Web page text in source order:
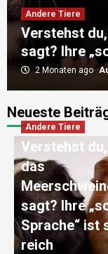
Andere Tiere
Verstehst
sagt? Ihre
2 Monaten ago
Neueste
Andere Tiere
Verstehst
das
sagt? Ihre
Sprache“ ist
reich
3
Andere
4
Was